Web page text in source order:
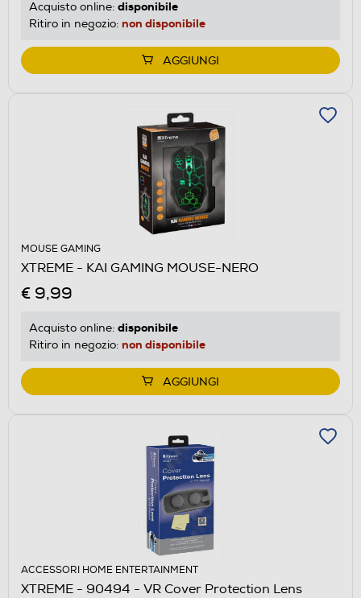
Acquisto online: disponibile
Ritiro in negozio: non disponibile
AGGIUNGI
MOUSE GAMING
XTREME - KAI GAMING MOUSE-NERO
€ 9,99
Acquisto online: disponibile
Ritiro in negozio: non disponibile
AGGIUNGI
ACCESSORI HOME ENTERTAINMENT
XTREME - 90494 - VR Cover Protection Lens